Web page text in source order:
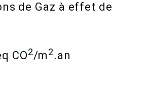
de Gaz à effet de
CO2/m2.an